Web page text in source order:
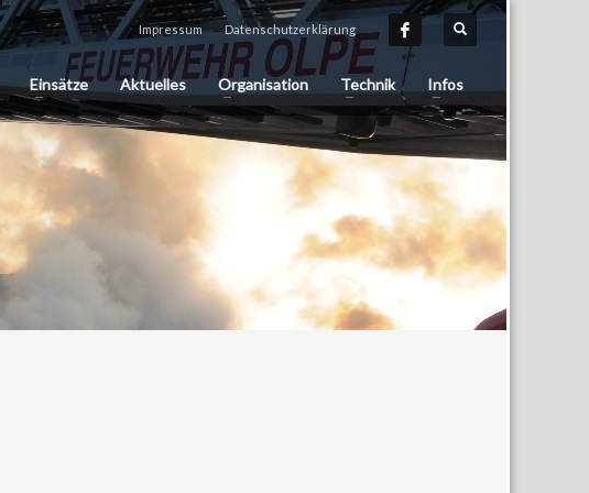
Impressum Datenschutzerklärung
Einsätze Aktuelles Organisation Technik Infos